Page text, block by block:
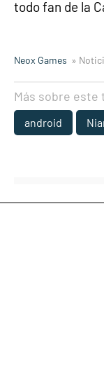
todo fan de la
Neox Games »
Más sobre este
android